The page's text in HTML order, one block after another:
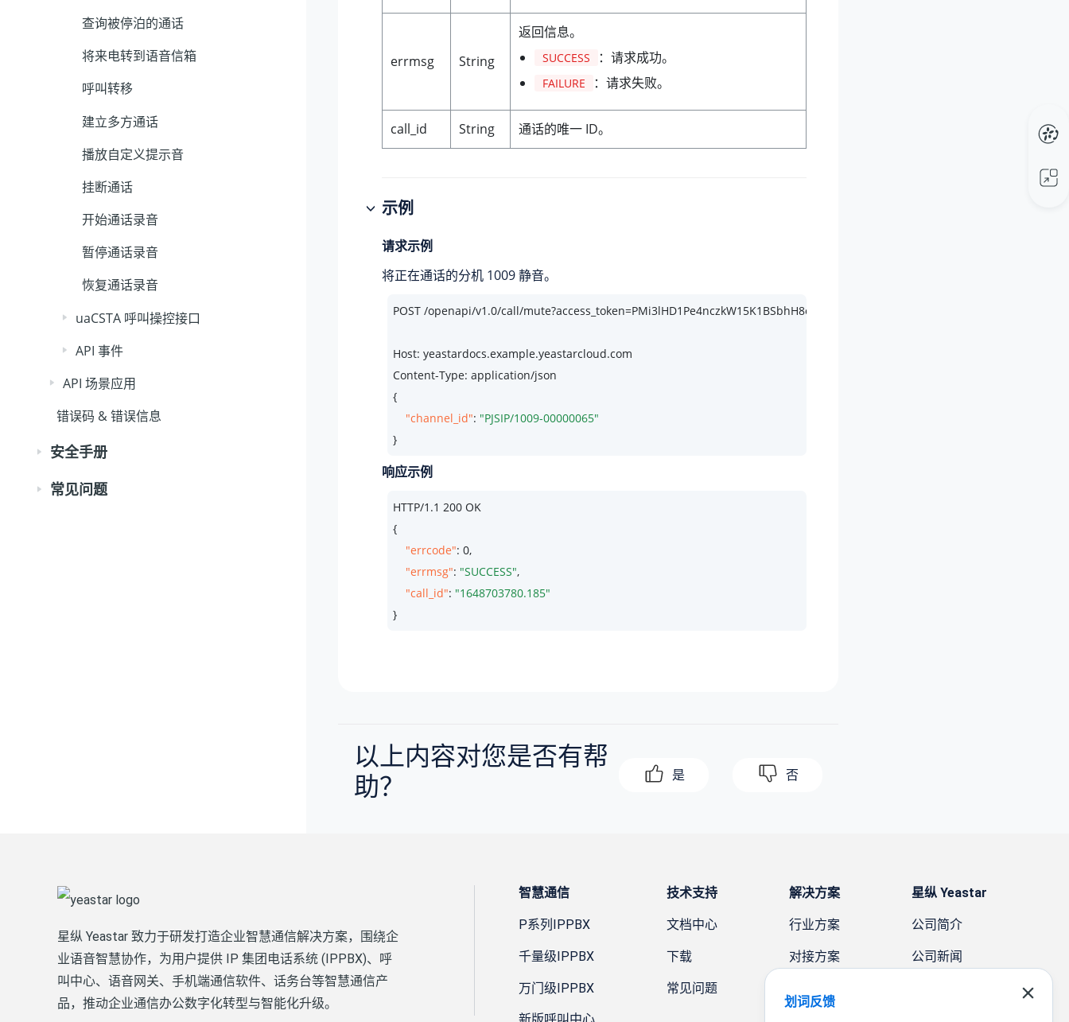
查询被停泊的通话
将来电转到语音信箱
呼叫转移
建立多方通话
播放自定义提示音
挂断通话
开始通话录音
暂停通话录音
恢复通话录音
uaCSTA 呼叫操控接口
API 事件
API 场景应用
错误码 & 错误信息
安全手册
常见问题
errmsg String
返回信息。
SUCCESS ：请求成功。
FAILURE ：请求失败。
call_id String 通话的唯一 ID。
示例
请求示例
将正在通话的分机 1009 静音。
POST /openapi/v1.0/call/mute?access_token=PMi3lHD1Pe4nczkW15K1BSbhH8oPk48v HTTP/
Host: yeastardocs.example.yeastarcloud.com
Content-Type: application/json
{
"channel_id": "PJSIP/1009-00000065"
}
响应示例
HTTP/1.1 200 OK
{
"errcode": 0,
"errmsg": "SUCCESS",
"call_id": "1648703780.185"
}
以上内容对您是否有帮
助？
是 否
划词反馈
星纵 Yeastar 致力于研发打造企业智慧通信解决方案，围绕企
业语音智慧协作，为用户提供 IP 集团电话系统 (IPPBX)、呼
叫中心、语音网关、手机端通信软件、话务台等智慧通信产
品，推动企业通信办公数字化转型与智能化升级。
智慧通信
P系列IPPBX
千量级IPPBX
万门级IPPBX
技术支持
文档中心
下载
常见问题
解决方案
行业方案
对接方案
星纵 Yeastar
公司简介
公司新闻